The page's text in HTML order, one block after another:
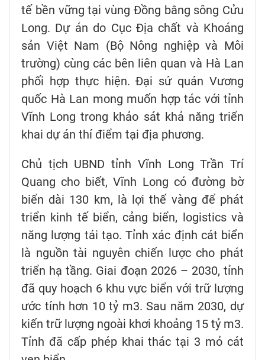
tế bền vững tại vùng Đồng bằng sông Cửu
Long. Dự án do Cục Địa chất và Khoáng
sản Việt Nam (Bộ Nông nghiệp và Môi
trường) cùng các bên liên quan và Hà Lan
phối hợp thực hiện. Đại sứ quán Vương
quốc Hà Lan mong muốn hợp tác với tỉnh
Vĩnh Long trong khảo sát khả năng triển
khai dự án thí điểm tại địa phương.
Chủ tịch UBND tỉnh Vĩnh Long Trần Trí
Quang cho biết, Vĩnh Long có đường bờ
biển dài 130 km, là lợi thế vàng để phát
triển kinh tế biển, cảng biển, logistics và
năng lượng tái tạo. Tỉnh xác định cát biển
là nguồn tài nguyên chiến lược cho phát
triển hạ tầng. Giai đoạn 2026 – 2030, tỉnh
đã quy hoạch 6 khu vực biển với trữ lượng
ước tính hơn 10 tỷ m3. Sau năm 2030, dự
kiến trữ lượng ngoài khơi khoảng 15 tỷ m3.
Tỉnh đã cấp phép khai thác tại 3 mỏ cát